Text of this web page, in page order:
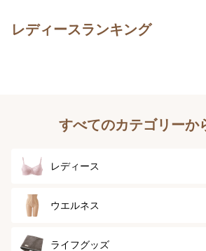
レディースランキング
すべてのカテゴリーか
レディース
ブラジャー
ボディースーツ
ウエルネス
健康サポート
ライフグッズ